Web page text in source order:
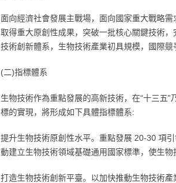
面向經濟社會發展主戰場，面向國家重大戰略
取得重大原創性成果，突破一批核心關鍵技術
技術創新體系，生物技術產業初具規模，國際競
(二)指標體系
生物技術作為重點發展的高新技術，在“十三五
標的實現，將形成如下具體指標體系:
提升生物技術原創性水平。重點發展 20-30 項
動建立生物技術領域基礎通用國家標準，使生物
打造生物技術創新平臺。以加快推動生物技術